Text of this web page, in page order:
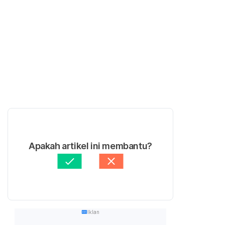
Apakah artikel ini membantu?
Iklan